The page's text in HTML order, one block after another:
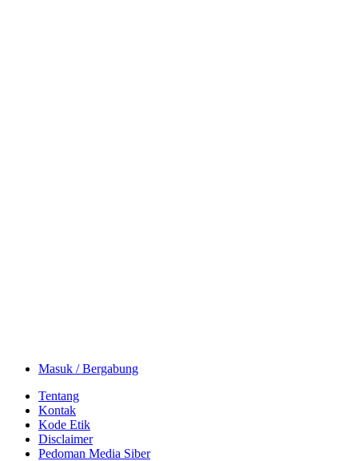
Masuk / Bergabung
Tentang
Kontak
Kode Etik
Disclaimer
Pedoman Media Siber